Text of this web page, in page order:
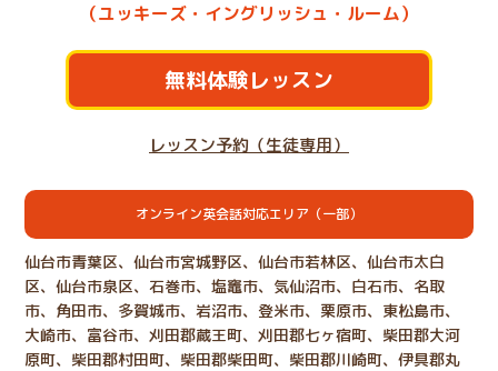
（ユッキーズ・イングリッシュ・ルーム）
無料体験レッスン
レッスン予約（生徒専用）
オンライン英会話対応エリア（一部）
仙台市青葉区、仙台市宮城野区、仙台市若林区、仙台市太白
区、仙台市泉区、石巻市、塩竈市、気仙沼市、白石市、名取
市、角田市、多賀城市、岩沼市、登米市、栗原市、東松島市、
大崎市、富谷市、刈田郡蔵王町、刈田郡七ヶ宿町、柴田郡大河
原町、柴田郡村田町、柴田郡柴田町、柴田郡川崎町、伊具郡丸